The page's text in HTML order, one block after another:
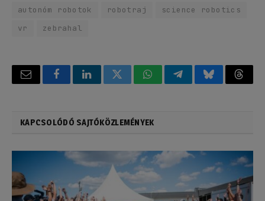
autonóm robotok robotraj
science robotics
vr
zebrahal
Email FacebookLinkedInTwitterWhatsAppTelegramBluesky
KAPCSOLÓDÓ SAJTÓKÖZLEMÉNYEK